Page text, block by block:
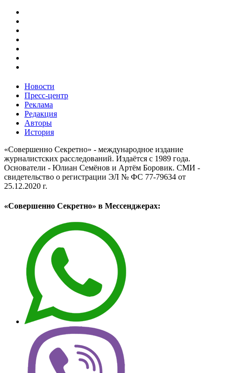
Новости
Пресс-центр
Реклама
Редакция
Авторы
История
«Совершенно Секретно» - международное издание
журналистских расследований. Издаётся с 1989 года.
Основатели - Юлиан Семёнов и Артём Боровик. CМИ -
свидетельство о регистрации ЭЛ № ФС 77-79634 от
25.12.2020 г.
«Совершенно Секретно» в Мессенджерах: